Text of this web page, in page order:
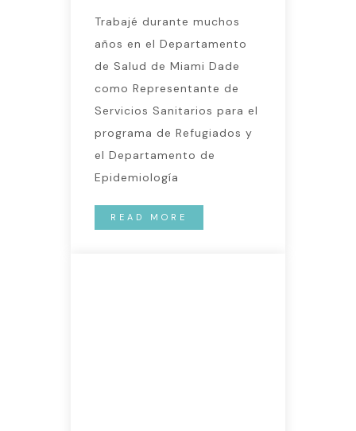
Trabajé durante muchos
años en el Departamento
de Salud de Miami Dade
como Representante de
Servicios Sanitarios para el
programa de Refugiados y
el Departamento de
Epidemiología
READ MORE